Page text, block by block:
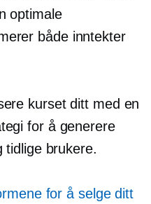
optimale
både inntekter
kurset ditt med en
for å generere
tidlige brukere.
for å selge ditt